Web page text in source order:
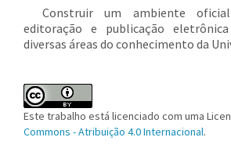
Construir um ambiente
editoração e publicação
diversas áreas do conhecimento da
Este trabalho está licenciado com uma
Commons - Atribuição 4.0 Internacional.